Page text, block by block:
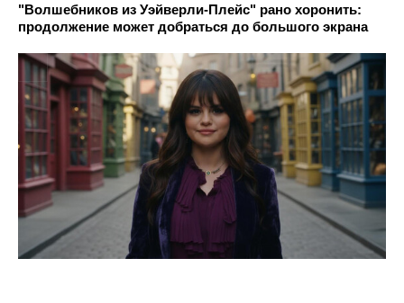
"Волшебников из Уэйверли-Плейс" рано хоронить:
продолжение может добраться до большого экрана